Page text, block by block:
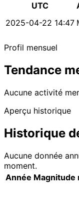
UTC
2025-04-22 14:47
Profil mensuel
Tendance
Aucune activité
Aperçu historique
Historique
Aucune donnée
moment.
Année Magnitude